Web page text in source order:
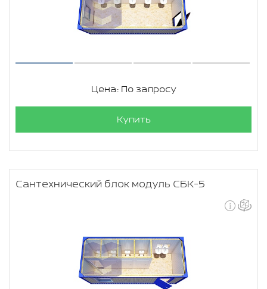
Цена: По запросу
Купить
Сантехнический блок модуль СБК-5